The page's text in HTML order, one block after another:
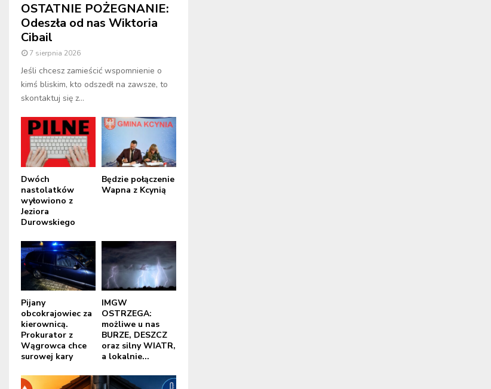
OSTATNIE POŻEGNANIE:
Odeszła od nas Wiktoria
Cibail
7 sierpnia 2026
Jeśli chcesz zamieścić wspomnienie o
kimś bliskim, kto odszedł na zawsze, to
skontaktuj się z...
Dwóch
nastolatków
wyłowiono z
Jeziora
Durowskiego
Będzie połączenie
Wapna z Kcynią
Pijany
obcokrajowiec za
kierownicą.
Prokurator z
Wągrowca chce
surowej kary
IMGW
OSTRZEGA:
możliwe u nas
BURZE, DESZCZ
oraz silny WIATR,
a lokalnie...